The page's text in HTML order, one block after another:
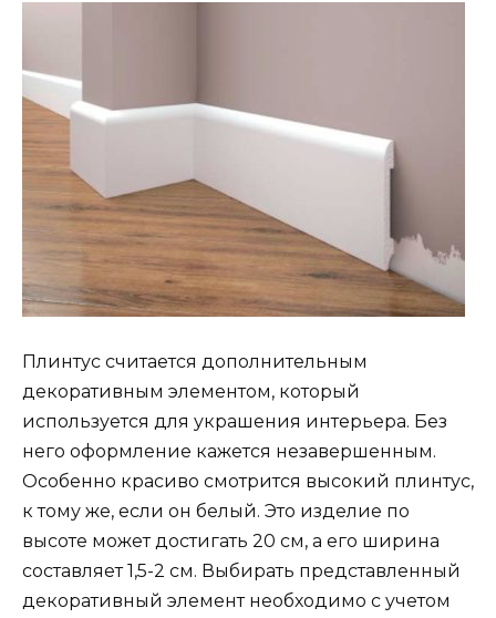
Плинтус считается дополнительным
декоративным элементом, который
используется для украшения интерьера. Без
него оформление кажется незавершенным.
Особенно красиво смотрится высокий плинтус,
к тому же, если он белый. Это изделие по
высоте может достигать 20 см, а его ширина
составляет 1,5-2 см. Выбирать представленный
декоративный элемент необходимо с учетом